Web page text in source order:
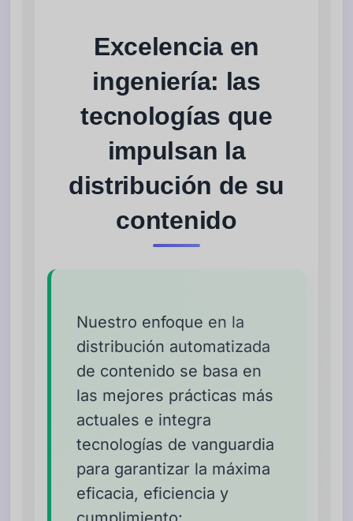
Excelencia en
ingeniería: las
tecnologías que
impulsan la
distribución de su
contenido
Nuestro enfoque en la
distribución automatizada
de contenido se basa en
las mejores prácticas más
actuales e integra
tecnologías de vanguardia
para garantizar la máxima
eficacia, eficiencia y